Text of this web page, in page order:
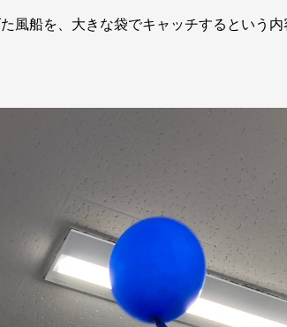
風船を、大きな袋でキャッチするという内